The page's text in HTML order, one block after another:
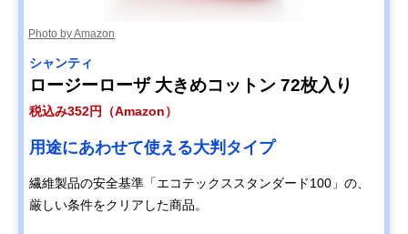
Photo by Amazon
シャンティ
ロージーローザ 大きめコットン 72枚入り
税込み352円（Amazon）
用途にあわせて使える大判タイプ
繊維製品の安全基準「エコテックススタンダード100」の、
厳しい条件をクリアした商品。